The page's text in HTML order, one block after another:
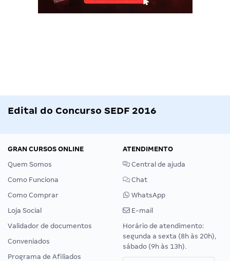
Edital do Concurso SEDF 2016
GRAN CURSOS ONLINE
Quem Somos
Como Funciona
Como Comprar
Loja Social
Validador de documentos
Conveniados
Programa de Afiliados
ATENDIMENTO
Central de ajuda
Chat
WhatsApp
E-mail
Horário de atendimento:
segunda a sexta (8h às 20h),
sábado (9h às 13h).